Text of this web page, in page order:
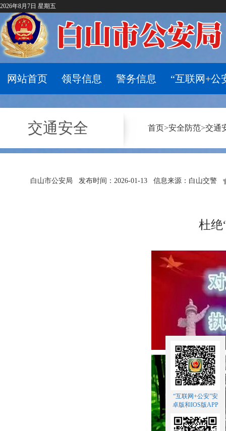
2026年8月7日 星期五
网站首页 领导信息 警务信息 “互联网+公
交通安全 首页>安全防范>交通
白山市公安局 发布时间：2026-01-13 信息来源：白山交警
杜绝
“互联网+公安”安
卓版和IOS版APP